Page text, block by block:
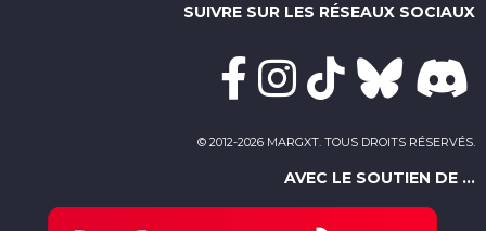
SUIVRE SUR LES RÉSEAUX SOCIAUX
© 2012-2026 MARGXT. TOUS DROITS RÉSERVÉS.
AVEC LE SOUTIEN DE ...